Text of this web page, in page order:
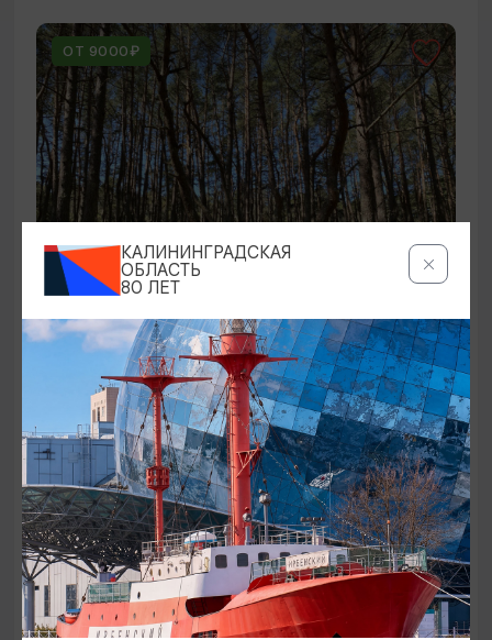
ОТ 9000₽
ЭКСКУРСИИ УЧРЕЖДЕНИЙ КУЛЬТУРЫ
Аудиоспектакль «Истории Куршской
косы»
01.02.2026 - 31.12.2026, 13:00
Куршская коса
ОТ 2500₽
КАЛИНИНГРАДСКАЯ
ОБЛАСТЬ
80 ЛЕТ